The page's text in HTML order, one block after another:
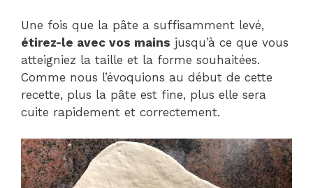
Une fois que la pâte a suffisamment levé,
étirez-le avec vos mains jusqu’à ce que vous
atteigniez la taille et la forme souhaitées.
Comme nous l’évoquions au début de cette
recette, plus la pâte est fine, plus elle sera
cuite rapidement et correctement.